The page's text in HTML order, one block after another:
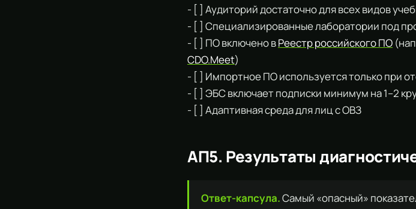
- [ ] Аудиторий достаточно для всех видов
- [ ] Специализированные лаборатории под
- [ ] ПО включено вРеестр российского ПО
CDO.Meet)
- [ ] Импортное ПО используется только при
- [ ] ЭБС включает подписки минимум на 1–2
- [ ] Адаптивная среда для лиц с ОВЗ
АП5. Результаты
Ответ-капсула.Самый «опасный»